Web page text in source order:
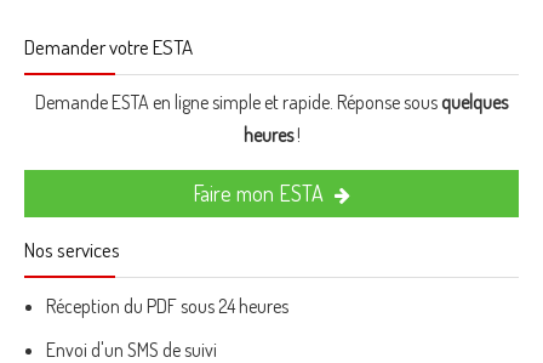
Demander votre ESTA
Demande ESTA en ligne simple et rapide. Réponse sous quelques
heures!
Faire mon ESTA
Nos services
Réception du PDF sous 24 heures
Envoi d'un SMS de suivi